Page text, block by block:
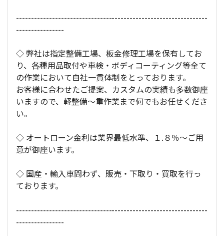
----------------------------------------------------------------
----------------
◇ 弊社は指定整備工場、板金修理工場を保有してお
り、各種用品取付や車検・ボディコーティング等全て
の作業において自社一貫体制をとっております。
お客様に合わせたご提案、カスタムの実績も多数御座
いますので、軽整備～重作業まで何でもお任せくださ
い。
◇ オートローン金利は業界最低水準、１.８％～ご用
意が御座います。
◇ 国産・輸入車問わず、販売・下取り・買取を行っ
ております。
----------------------------------------------------------------
----------------